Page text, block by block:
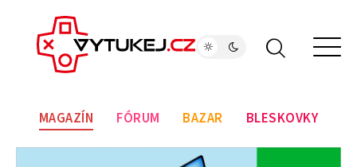
MAGAZÍN FÓRUM BAZAR BLESKOVKY